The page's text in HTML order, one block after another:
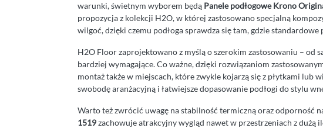
warunki, świetnym wyborem będą Panele podłogowe Krono
propozycja z kolekcji H2O, w której zastosowano specjalną
wilgoć, dzięki czemu podłoga sprawdza się tam, gdzie standardowe
H2O Floor zaprojektowano z myślą o szerokim zastosowaniu – od
bardziej wymagające. Co ważne, dzięki rozwiązaniom
montaż także w miejscach, które zwykle kojarzą się z płytkami lub
swobodę aranżacyjną i łatwiejsze dopasowanie podłogi do stylu
Warto też zwrócić uwagę na stabilność termiczną oraz odporność
1519zachowuje atrakcyjny wygląd nawet w przestrzeniach z dużą